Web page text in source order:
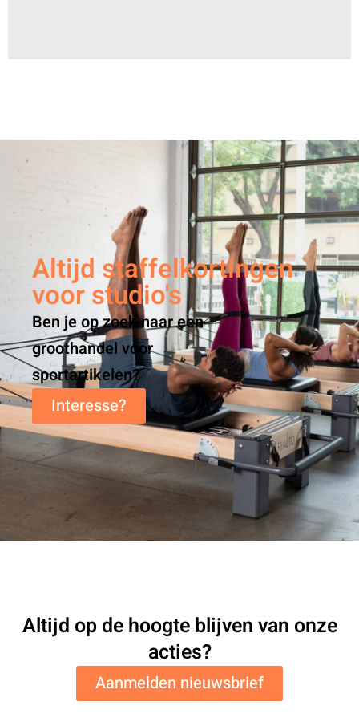
Altijd staffelkortingen
voor studio's
Ben je op zoek naar een
groothandel voor
sportartikelen?
Interesse?
Altijd op de hoogte blijven van onze
acties?
Aanmelden nieuwsbrief